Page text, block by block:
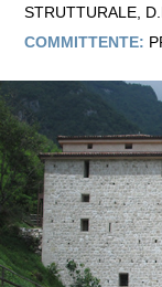
STRUTTURALE,
COMMITTENTE: